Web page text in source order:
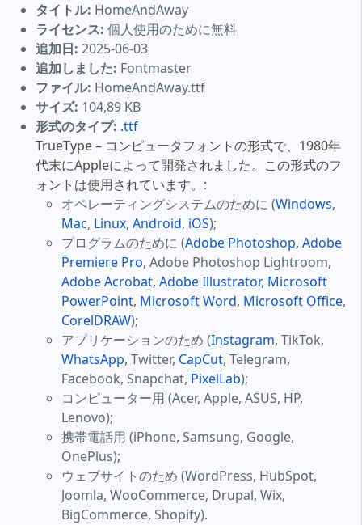
タイトル: HomeAndAway
ライセンス: 個人使用のために無料
追加日: 2025-06-03
追加しました: Fontmaster
ファイル: HomeAndAway.ttf
サイズ: 104,89 KB
形式のタイプ: .ttf
TrueType – コンピュータフォントの形式で、1980年
代末にAppleによって開発されました。この形式のフ
ォントは使用されています。:
オペレーティングシステムのために (Windows,
Mac, Linux, Android, iOS);
プログラムのために (Adobe Photoshop, Adobe
Premiere Pro, Adobe Photoshop Lightroom,
Adobe Acrobat, Adobe Illustrator, Microsoft
PowerPoint, Microsoft Word, Microsoft Office,
CorelDRAW);
アプリケーションのため (Instagram, TikTok,
WhatsApp, Twitter, CapCut, Telegram,
Facebook, Snapchat, PixelLab);
コンピューター用 (Acer, Apple, ASUS, HP,
Lenovo);
携帯電話用 (iPhone, Samsung, Google,
OnePlus);
ウェブサイトのため (WordPress, HubSpot,
Joomla, WooCommerce, Drupal, Wix,
BigCommerce, Shopify).